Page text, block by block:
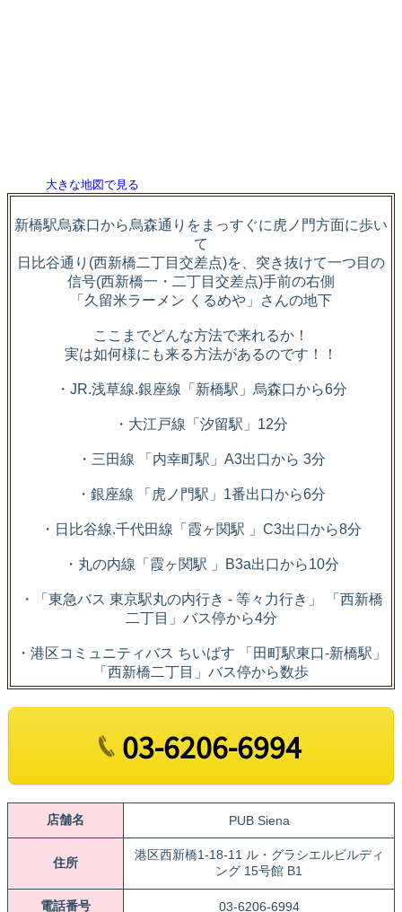
大きな地図で見る
新橋駅烏森口から烏森通りをまっすぐに虎ノ門方面に歩い
て
日比谷通り(西新橋二丁目交差点)を、突き抜けて一つ目の
信号(西新橋一・二丁目交差点)手前の右側
「久留米ラーメン くるめや」さんの地下
ここまでどんな方法で来れるか！
実は如何様にも来る方法があるのです！！
・JR.浅草線.銀座線「新橋駅」烏森口から6分
・大江戸線「汐留駅」12分
・三田線 「内幸町駅」A3出口から 3分
・銀座線 「虎ノ門駅」1番出口から6分
・日比谷線.千代田線「霞ヶ関駅 」C3出口から8分
・丸の内線「霞ヶ関駅 」B3a出口から10分
・「東急バス 東京駅丸の内行き - 等々力行き」 「西新橋
二丁目」バス停から4分
・港区コミュニティバス ちいばす 「田町駅東口-新橋駅」
「西新橋二丁目」バス停から数歩
03-6206-6994
店舗名 PUB Siena
住所
港区西新橋1-18-11 ル・グラシエルビルディ
ング 15号館 B1
電話番号 03-6206-6994